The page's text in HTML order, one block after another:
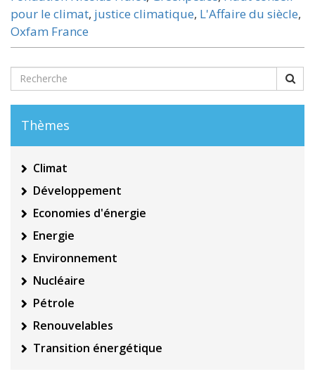
pour le climat, justice climatique, L'Affaire du siècle,
Oxfam France
Thèmes
Climat
Développement
Economies d'énergie
Energie
Environnement
Nucléaire
Pétrole
Renouvelables
Transition énergétique